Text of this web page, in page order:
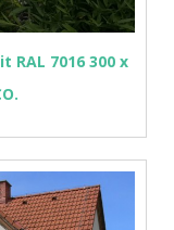
7016 300 x